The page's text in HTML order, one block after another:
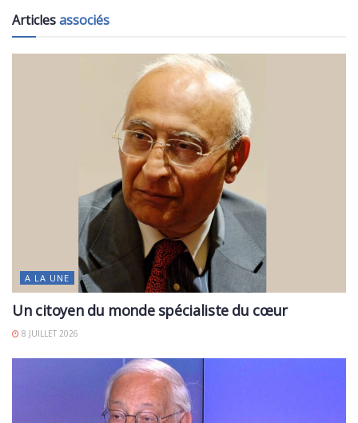
Articlesassociés
A LA UNE
Un citoyen du monde spécialiste du cœur
8 JUILLET 2026